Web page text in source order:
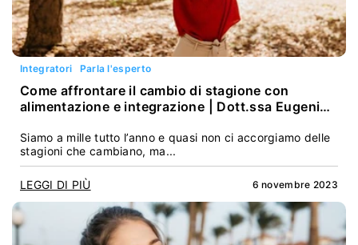
Integratori Parla l'esperto
Come affrontare il cambio di stagione con
alimentazione e integrazione | Dott.ssa Eugenia
Siamo a mille tutto l’anno e quasi non ci accorgiamo delle
stagioni che cambiano, ma...
LEGGI DI PIÙ 6 novembre 2023